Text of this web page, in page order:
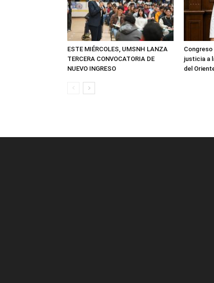
ESTE MIÉRCOLES, UMSNH LANZA
TERCERA CONVOCATORIA DE
NUEVO INGRESO
justicia a
del